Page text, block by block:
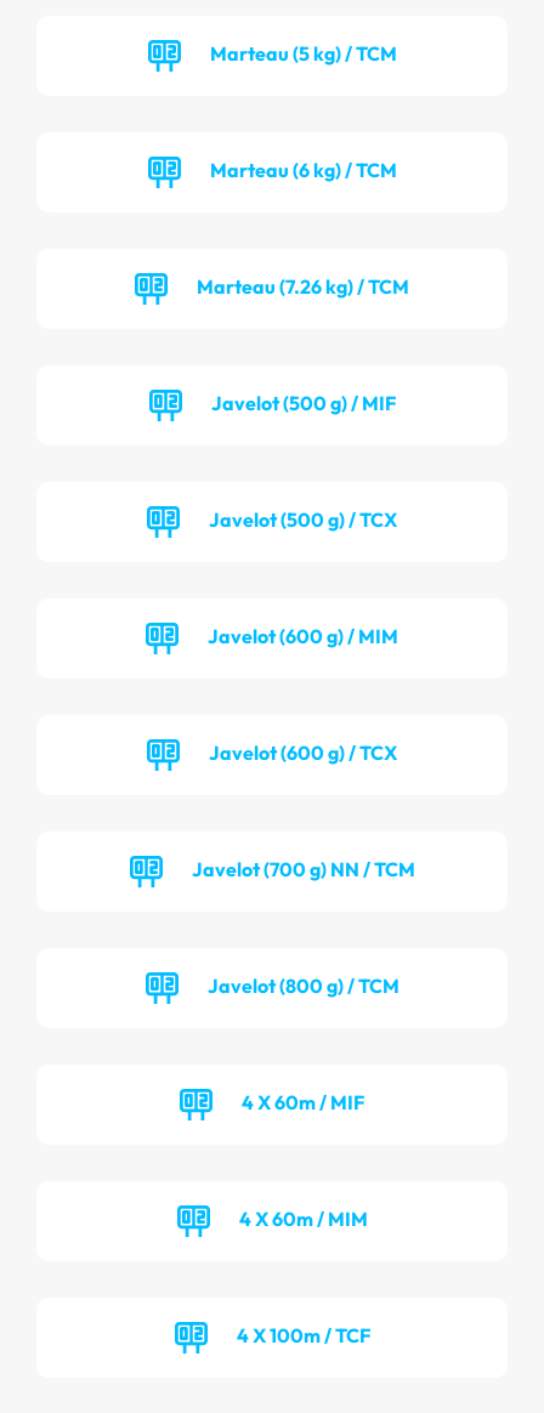
Marteau (5 kg) / TCM
Marteau (6 kg) / TCM
Marteau (7.26 kg) / TCM
Javelot (500 g) / MIF
Javelot (500 g) / TCX
Javelot (600 g) / MIM
Javelot (600 g) / TCX
Javelot (700 g) NN / TCM
Javelot (800 g) / TCM
4 X 60m / MIF
4 X 60m / MIM
4 X 100m / TCF